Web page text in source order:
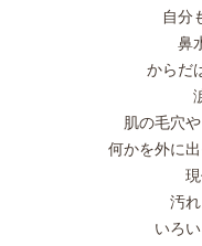
自分
鼻
からだ
肌の毛穴
何かを外に
汚
いろ